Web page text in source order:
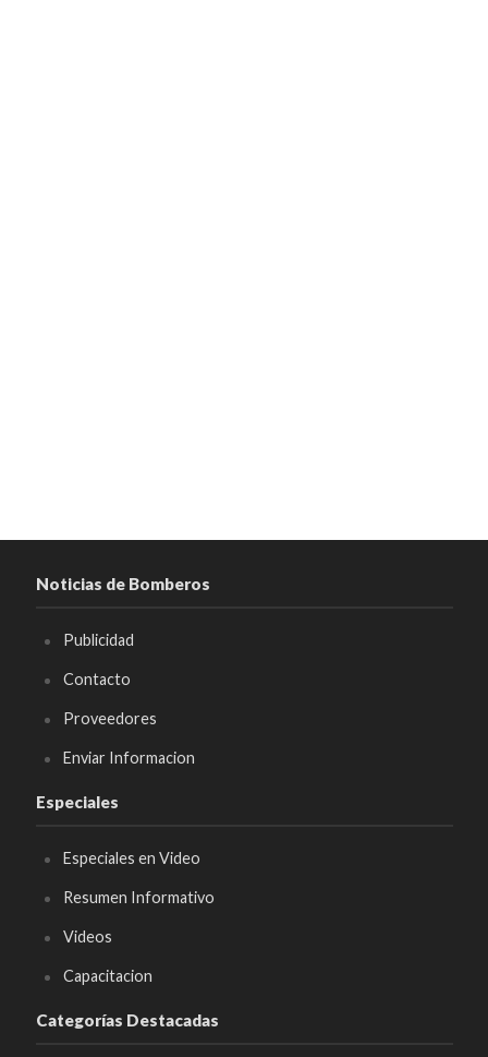
Noticias de Bomberos
Publicidad
Contacto
Proveedores
Enviar Informacion
Especiales
Especiales en Video
Resumen Informativo
Videos
Capacitacion
Categorías Destacadas